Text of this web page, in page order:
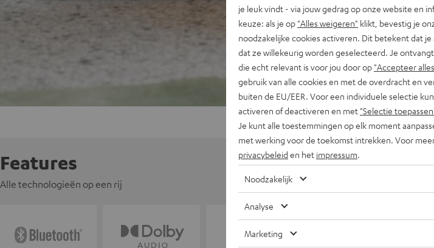
Features
Alle technologieën op een rij
je leuk vindt - via jouw gedrag op onze website en
keuze: als je op "Alles weigeren" klikt, bevestig je
noodzakelijke cookies activeren. Dit betekent dat
dat ze willekeurig worden geselecteerd. Je
die echt relevant is voor jou door op "Accepteer
gebruik van alle cookies en met de overdracht en
buiten de EU/EER. Voor een individuele selectie
activeren of deactiveren en met "Selectie
Je kunt alle toestemmingen op elk moment
met werking voor de toekomst intrekken. Voor
privacybeleid en het impressum
Noodzakelijk
Analyse
Marketing